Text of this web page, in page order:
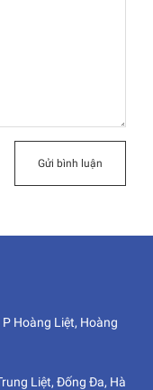
Gửi bình luận
Hoàng Liệt, Hoàng
Liệt, Đống Đa, Hà